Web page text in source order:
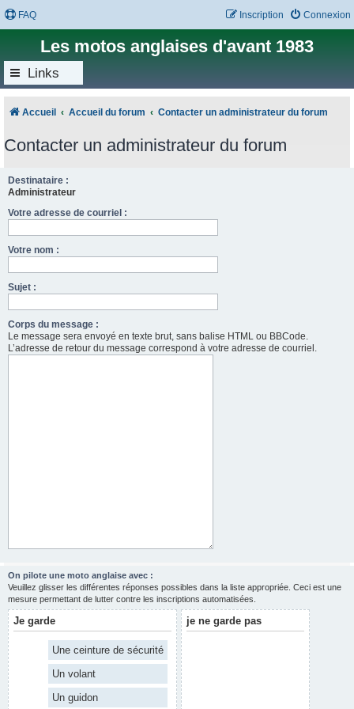
FAQ Connexion
Inscription
Les motos anglaises d'avant 1983
Links
Accueil Accueil du forum Contacter un administrateur du forum
Contacter un administrateur du forum
Destinataire :
Administrateur
Votre adresse de courriel :
Votre nom :
Sujet :
Corps du message :
Le message sera envoyé en texte brut, sans balise HTML ou BBCode.
L’adresse de retour du message correspond à votre adresse de courriel.
On pilote une moto anglaise avec :
Veuillez glisser les différentes réponses possibles dans la liste appropriée. Ceci est une
mesure permettant de lutter contre les inscriptions automatisées.
Je garde
Une ceinture de sécurité
Un volant
Un guidon
je ne garde pas